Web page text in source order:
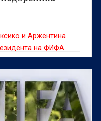
и Аржентина
на ФИФА
който шефът на
остри критики
за продажба
Световното